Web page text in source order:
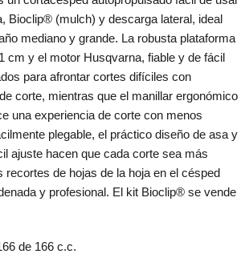
Bioclip® (mulch) y descarga lateral, ideal
mediano y grande. La robusta plataforma
cm y el motor Husqvarna, fiable y de fácil
para afrontar cortes difíciles con
corte, mientras que el manillar ergonómico
una experiencia de corte con menos
plegable, el práctico diseño de asa y
ajuste hacen que cada corte sea más
de hojas de la hoja en el césped
y profesional. El kit Bioclip® se vende
de 166 c.c.